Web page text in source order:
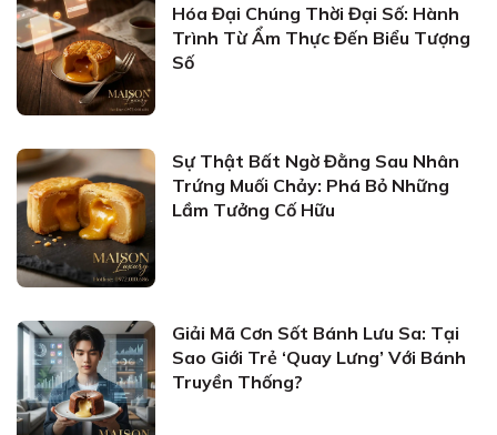
Hóa Đại Chúng Thời Đại Số: Hành
Trình Từ Ẩm Thực Đến Biểu Tượng
Số
Sự Thật Bất Ngờ Đằng Sau Nhân
Trứng Muối Chảy: Phá Bỏ Những
Lầm Tưởng Cố Hữu
Giải Mã Cơn Sốt Bánh Lưu Sa: Tại
Sao Giới Trẻ ‘Quay Lưng’ Với Bánh
Truyền Thống?